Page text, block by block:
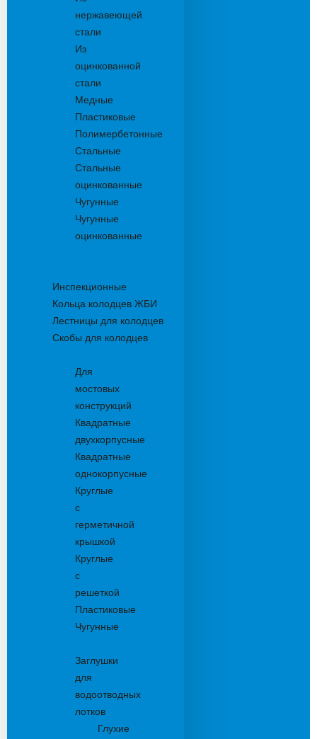
нержавеющей
стали
Из
оцинкованной
стали
Медные
Пластиковые
Полимербетонные
Стальные
Стальные
оцинкованные
Чугунные
Чугунные
оцинкованные
Инспекционные
Кольца колодцев ЖБИ
Лестницы для колодцев
Скобы для колодцев
Для
мостовых
конструкций
Квадратные
двухкорпусные
Квадратные
однокорпусные
Круглые
с
герметичной
крышкой
Круглые
с
решеткой
Пластиковые
Чугунные
Заглушки
для
водоотводных
лотков
Глухие